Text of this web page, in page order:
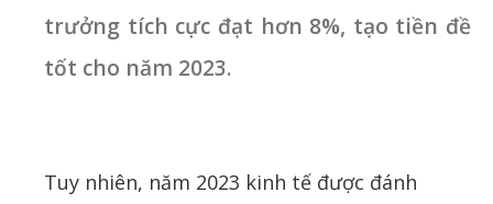
trưởng tích cực đạt hơn 8%, tạo tiền đề
tốt cho năm 2023.
Tuy nhiên, năm 2023 kinh tế được đánh